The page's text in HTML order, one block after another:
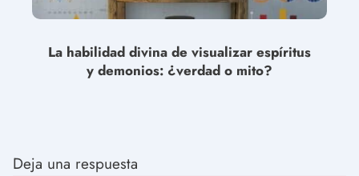
La habilidad divina de visualizar espíritus
y demonios: ¿verdad o mito?
Deja una respuesta